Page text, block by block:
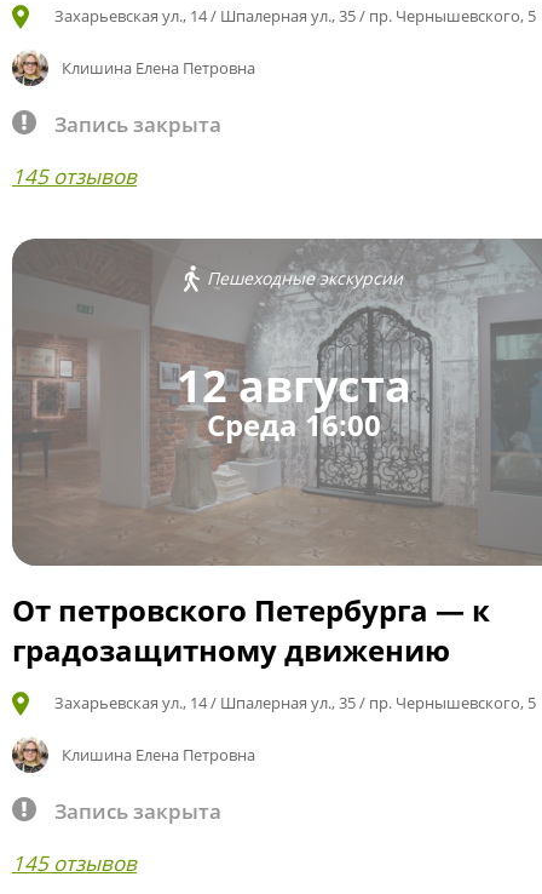
Захарьевская ул., 14 / Шпалерная ул., 35 / пр. Чернышевского, 5
Клишина Елена Петровна
Запись закрыта
145 отзывов
Пешеходные экскурсии
12 августа
Среда 16:00
От петровского Петербурга — к
градозащитному движению
Захарьевская ул., 14 / Шпалерная ул., 35 / пр. Чернышевского, 5
Клишина Елена Петровна
Запись закрыта
145 отзывов